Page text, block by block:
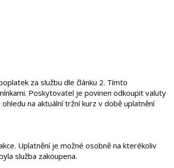
za službu dle článku 2. Tímto
Poskytovatel je povinen odkoupit valuty
na aktuální tržní kurz v době uplatnění
Uplatnění je možné osobně na kterékoliv
služba zakoupena.